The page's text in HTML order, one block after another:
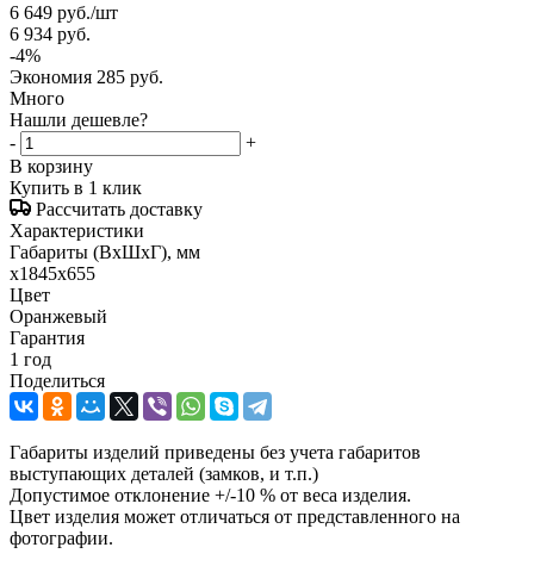
6 649 руб./шт
6 934 руб.
-4%
Экономия 285 руб.
Много
Нашли дешевле?
-
+
В корзину
Купить в 1 клик
Рассчитать доставку
Характеристики
Габариты (ВxШxГ), мм
x1845x655
Цвет
Оранжевый
Гарантия
1 год
Поделиться
Габариты изделий приведены без учета габаритов
выступающих деталей (замков, и т.п.)
Допустимое отклонение +/-10 % от веса изделия.
Цвет изделия может отличаться от представленного на
фотографии.